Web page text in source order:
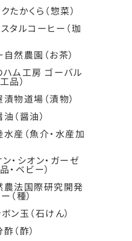
たかくら（惣菜）
タルコーヒー（珈
然農園（お茶）
ム工房 ゴーバル
品）
物道場（漬物）
（醤油）
産（魚介・水産加
・シオン・ガーゼ
・ベビー）
法国際研究開発
（種）
ン玉（石けん）
（酢）